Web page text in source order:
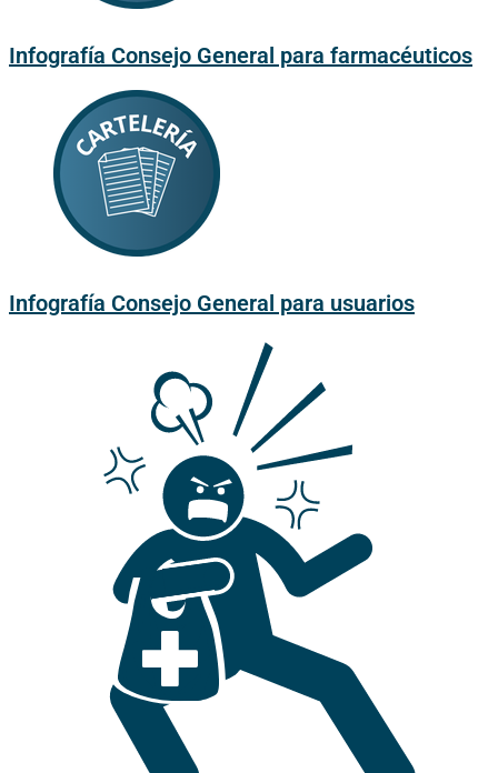
Infografía Consejo General para farmacéuticos
Infografía Consejo General para usuarios